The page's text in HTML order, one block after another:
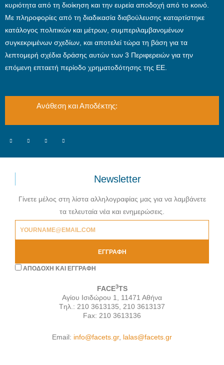
κυριότητα από τη διοίκηση και την ευρεία αποδοχή από το κοινό.
Με πληροφορίες από τη διαδικασία διαβούλευσης καταρτίστηκε
κατάλογος πολιτικών και μέτρων, συμπεριλαμβανομένων
συγκεκριμένων σχεδίων, και αποτελεί τώρα τη βάση για τα
λεπτομερή σχέδια δράσης αυτών των 3 Περιφερειών για την
επόμενη επταετή περίοδο χρηματοδότησης της ΕΕ.
Ανάθεση και Αποδέκτης:
FACE3TS
Αγίου Ισιδώρου 1, 11471 Αθήνα
Tηλ.: 210 3613135, 210 3613137
Fax: 210 3613136
Email: info@facets.gr, lalas@facets.gr
Newsletter
Γίνετε μέλος στη λίστα αλληλογραφίας μας για να λαμβάνετε
τα τελευταία νέα και ενημερώσεις.
AΠΟΔΟΧΗ ΚΑΙ ΕΓΓΡΑΦΗ
ΕΓΓΡΑΦΉ